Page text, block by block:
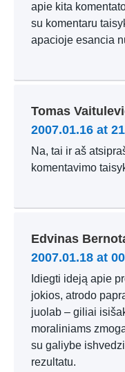
apie kita
su komentaru
apacioje esancia
Tomas
2007.01.16 at
Na, tai ir aš
komentavimo
Edvinas
2007.01.18 at
Idiegti ideją apie
jokios, atrodo
juolab – giliai
moraliniams
su galiybe
rezultatu.